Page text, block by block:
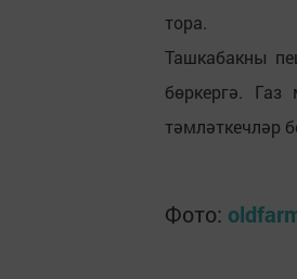
тора.
Ташкабакны
бөркергә.
тәмләткечләр
Фото: